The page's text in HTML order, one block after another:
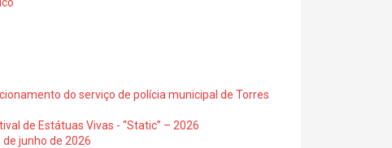
do serviço de polícia municipal de Torres
de Estátuas Vivas - “Static” – 2026
junho de 2026